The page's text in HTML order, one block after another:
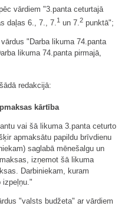
vārdiem "3.panta ceturtajā
daļas 6., 7., 7. 1 un 7. 2 punktā";
"Darba likuma 74.panta
likuma 74.panta pirmajā,
redakcijā:
kārtība
vai šā likuma 3.panta ceturto
apmaksātu papildu brīvdienu
saglabā mēnešalgu un
izņemot šā likuma
Darbiniekam, kuram
izpeļņu."
"valsts budžeta" ar vārdiem